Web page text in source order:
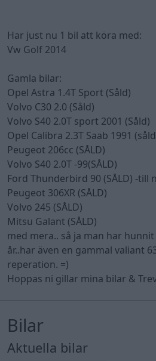
Har just nu 1 bil att köra med:
Vw Golf 2014
Gamla bilar:
Opel Astra 1.4T Sport (Såld)
Volvo C30 2.0 (Såld)
Volvo S40 2.0T sport 2001 (Såld)
Opel Calibra 2.3T Saab 1991
Peugeot 206cc (SÅLD)
Volvo S40 2.0T -99(SÅLD)
Ford Thunderbird 90 (SÅLD) -till
Peugeot 306XR (SÅLD)
Volvo 245 (SÅLD)
Mitsu Galant (SÅLD)
med mera.. så ja man har
år..har även en gammal valiant
reperation. =)
Hoppas ni gillar mina bilar &
Bilar
Aktuella bilar